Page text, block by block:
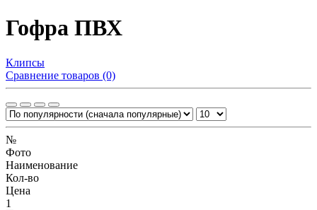
Гофра ПВХ
Клипсы
Сравнение товаров (0)
№
Фото
Наименование
Кол-во
Цена
1